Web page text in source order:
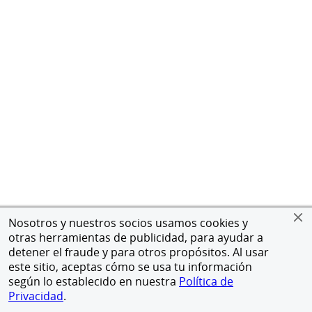
Nosotros y nuestros socios usamos cookies y
otras herramientas de publicidad, para ayudar a
detener el fraude y para otros propósitos. Al usar
este sitio, aceptas cómo se usa tu información
según lo establecido en nuestra Política de
Privacidad.